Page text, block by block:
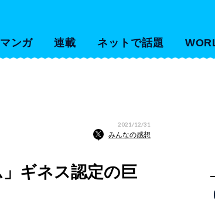
マンガ 連載 ネットで話題
2021/12/31
みんなの感想
ギネス認定の巨